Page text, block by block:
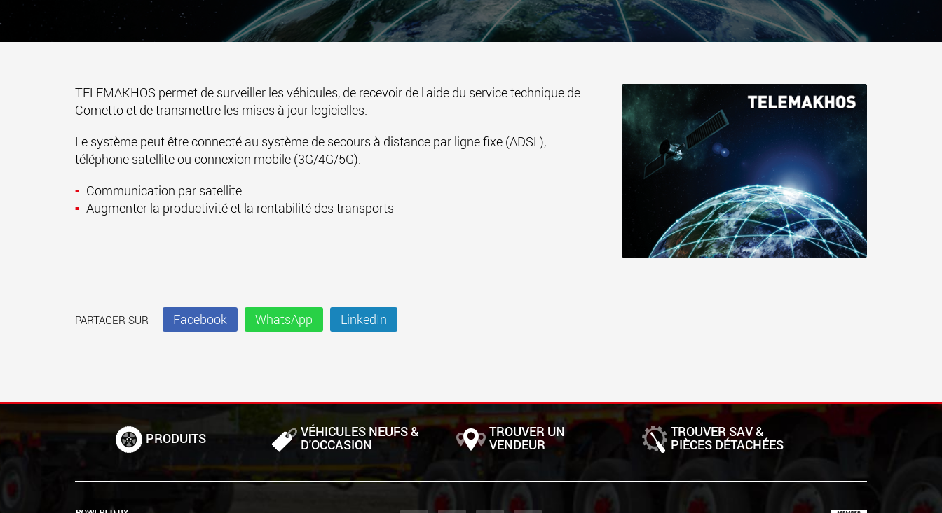
TELEMAKHOS permet de surveiller les véhicules, de recevoir de l'aide du service technique de
Cometto et de transmettre les mises à jour logicielles.
Le système peut être connecté au système de secours à distance par ligne fixe (ADSL),
téléphone satellite ou connexion mobile (3G/4G/5G).
Communication par satellite
Augmenter la productivité et la rentabilité des transports
PARTAGER SUR Facebook WhatsApp LinkedIn
PRODUITS VÉHICULES NEUFS &
D'OCCASION
TROUVER UN
VENDEUR
TROUVER SAV &
PIÈCES DÉTACHÉES